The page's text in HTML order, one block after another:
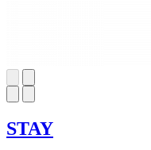
STAY